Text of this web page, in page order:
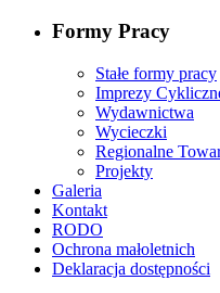
Formy Pracy
Stałe formy pracy
Imprezy
Wydawnictwa
Wycieczki
Regionalne
Projekty
Galeria
Kontakt
RODO
Ochrona małoletnich
Deklaracja dostępności